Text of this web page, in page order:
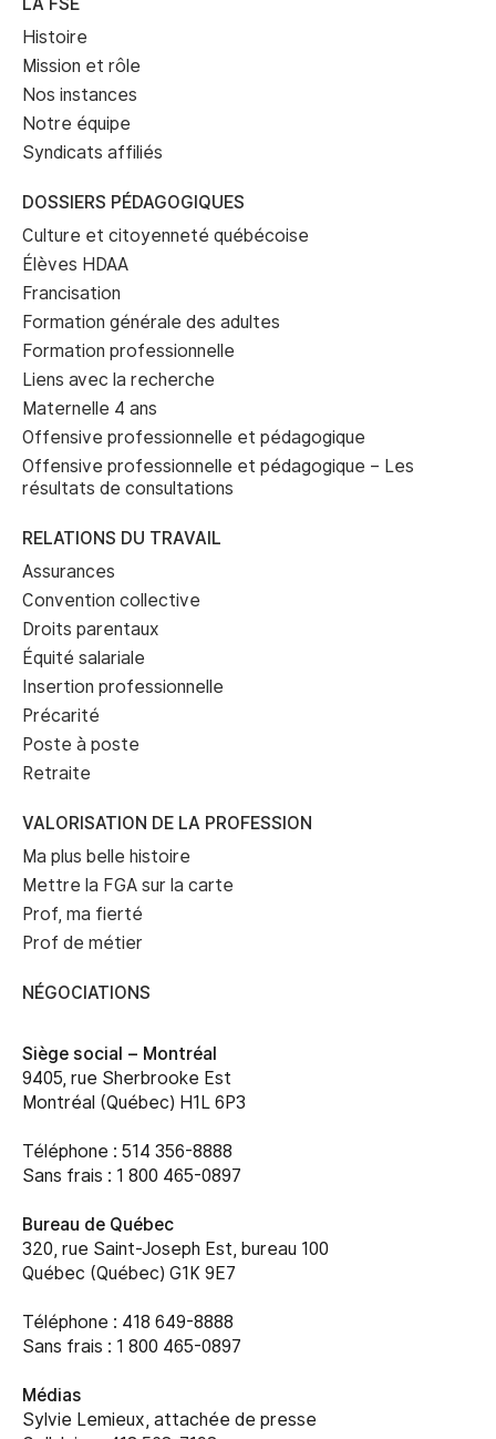
Histoire
Mission et rôle
Nos instances
Notre équipe
Syndicats affiliés
DOSSIERS PÉDAGOGIQUES
Culture et citoyenneté québécoise
Élèves HDAA
Francisation
Formation générale des adultes
Formation professionnelle
Liens avec la recherche
Maternelle 4 ans
Offensive professionnelle et pédagogique
Offensive professionnelle et pédagogique – Les
résultats de consultations
RELATIONS DU TRAVAIL
Assurances
Convention collective
Droits parentaux
Équité salariale
Insertion professionnelle
Précarité
Poste à poste
Retraite
VALORISATION DE LA PROFESSION
Ma plus belle histoire
Mettre la FGA sur la carte
Prof, ma fierté
Prof de métier
NÉGOCIATIONS
Siège social – Montréal
9405, rue Sherbrooke Est
Montréal (Québec) H1L 6P3
Téléphone : 514 356-8888
Sans frais : 1 800 465-0897
Bureau de Québec
320, rue Saint-Joseph Est, bureau 100
Québec (Québec) G1K 9E7
Téléphone : 418 649-8888
Sans frais : 1 800 465-0897
Médias
Sylvie Lemieux, attachée de presse